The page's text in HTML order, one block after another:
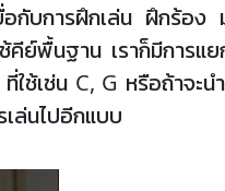
บการฝึกเล่น ฝึกร้อง
พื้นฐาน เราก็มีการแยก
ช้เช่น C, G หรือถ้าจะน
เล่นไปอีกแบบ